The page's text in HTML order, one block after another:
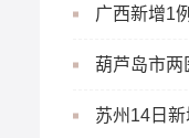
广西新增1
累计报告确
葫芦岛市
就医患者闭
苏州14日